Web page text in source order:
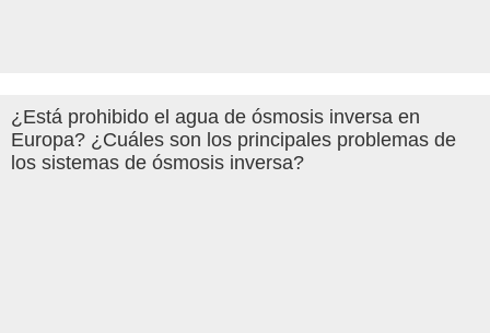
¿Está prohibido el agua de ósmosis inversa en
Europa? ¿Cuáles son los principales problemas de
los sistemas de ósmosis inversa?